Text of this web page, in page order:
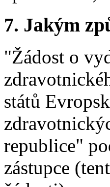
7. Jakým
"Žádost o
států
republice"
zástupce